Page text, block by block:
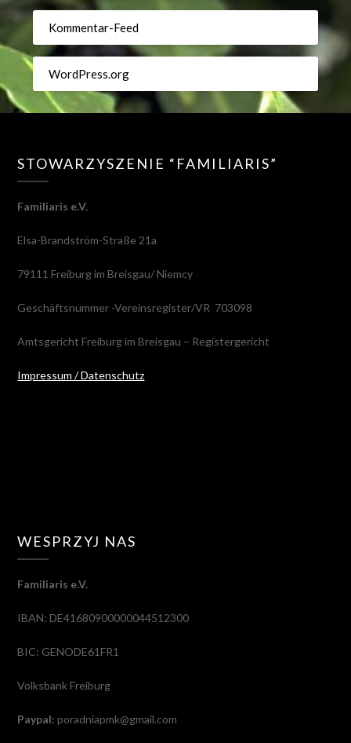
Kommentar-Feed
WordPress.org
STOWARZYSZENIE “FAMILIARIS”
Familiaris e.V.
Elsa-Brandström-Straße 21a
79111 Freiburg im Breisgau/ Niemcy
Geschäftsnummer -Vereinsregister/VR 703098
Amtsgericht Freiburg im Breisgau – Registergericht
Impressum / Datenschutz
WESPRZYJ NAS
Familiaris e.V.
IBAN: DE41680900000044512300
BIC: GENODE61FR1
Volksbank Freiburg
Paypal: poradniapmk@gmail.com